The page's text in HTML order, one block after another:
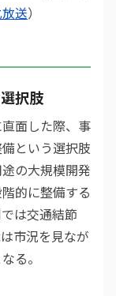
送）
択肢
面した際、事
という選択肢
の大規模開発
的に整備する
は交通結節
市況を見なが
る。